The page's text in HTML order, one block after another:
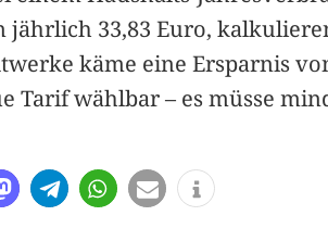
jährlich 33,83 Euro,
käme eine Ersparnis
Tarif wählbar – es müsse